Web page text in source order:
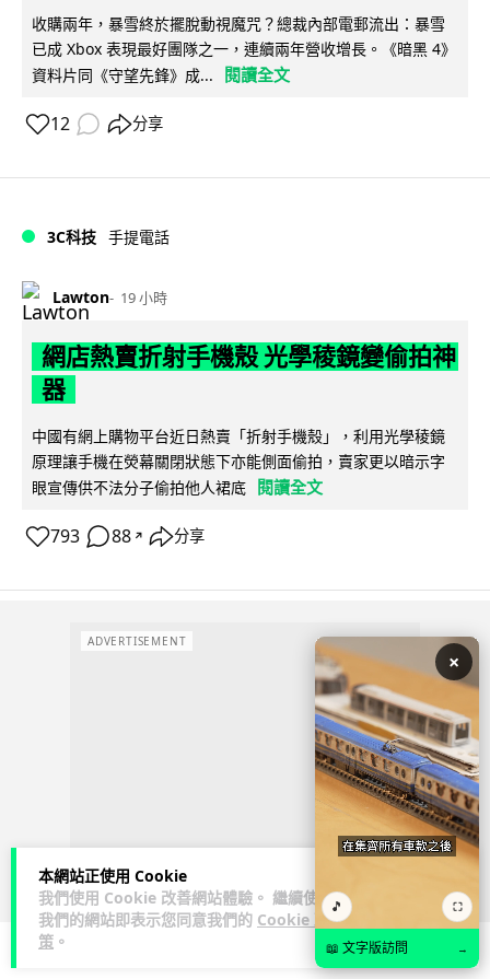
本網站正使用 Cookie
我們使用 Cookie 改善網站體驗。 繼續使用
我們的網站即表示您同意我們的 Cookie 政
策 。
收購兩年，暴雪終於擺脫動視魔咒？總裁內部電郵流出：暴雪
已成 Xbox 表現最好團隊之一，連續兩年營收增長。《暗黑 4》
資料片同《守望先鋒》成...
閱讀全文
12 分享
3C科技 手提電話
Lawton 19 小時
網店熱賣折射手機殼 光學稜鏡變偷拍神
器
中國有網上購物平台近日熱賣「折射手機殼」，利用光學稜鏡
原理讓手機在熒幕關閉狀態下亦能側面偷拍，賣家更以暗示字
眼宣傳供不法分子偷拍他人裙底
閱讀全文
793 88 ↗ 分享
ADVERTISEMENT
×
🎵 ⛶
📖 文字版訪問 →